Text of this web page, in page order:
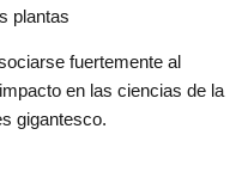
plantas
fuertemente al
en las ciencias de la
gigantesco.